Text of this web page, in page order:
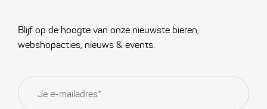
Blijf op de hoogte van onze nieuwste bieren,
webshopacties, nieuws & events.
E-
mailadres *